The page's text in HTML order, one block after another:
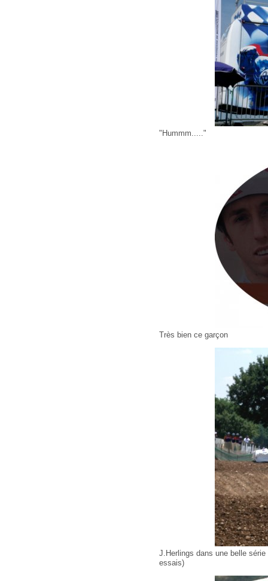
"Hummm....."
Très bien ce garçon
J.Herlings dans une belle
essais)